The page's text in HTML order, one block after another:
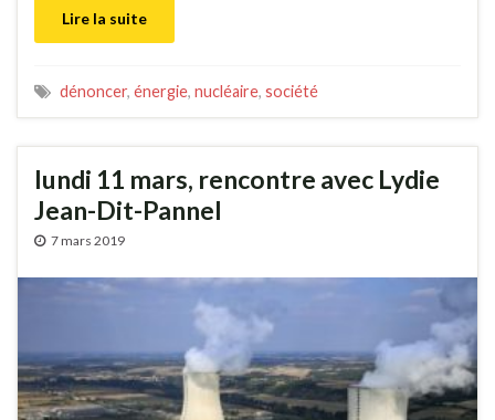
Lire la suite
dénoncer, énergie, nucléaire, société
lundi 11 mars, rencontre avec Lydie
Jean-Dit-Pannel
7 mars 2019